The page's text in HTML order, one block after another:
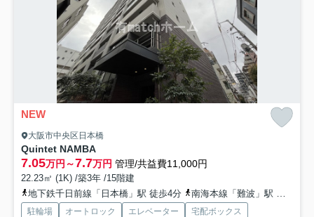
NEW
大阪市中央区日本橋
Quintet NAMBA
7.05万円～7.7万円 管理/共益費11,000円
22.23㎡ (1K) /築3年 /15階建
地下鉄千日前線「日本橋」駅 徒歩4分
南海本線「難波」駅 徒歩9分
駐輪場 オートロック エレベーター
宅配ボックス